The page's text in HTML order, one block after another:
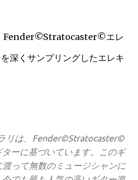
Fender©Stratocaster©エレ
深くサンプリングしたエレキ
リは、Fender©Stratocaster©
ーに基づいています。このギ
渡って無数のミュージシャンに